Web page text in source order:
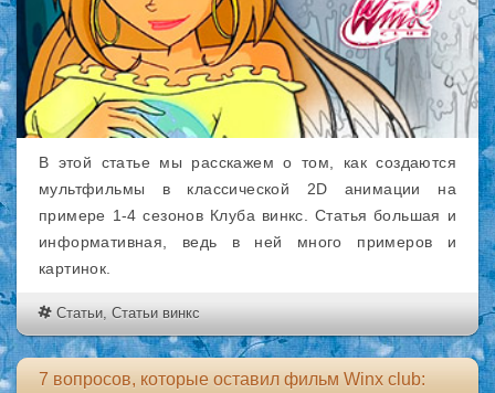
В этой статье мы расскажем о том, как создаются
мультфильмы в классической 2D анимации на
примере 1-4 сезонов Клуба винкс. Статья большая и
информативная, ведь в ней много примеров и
картинок.
Статьи, Статьи винкс
7 вопросов, которые оставил фильм Winx club: